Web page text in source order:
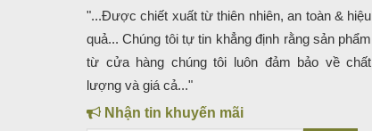
"...Được chiết xuất từ thiên nhiên, an toàn & hiệu
quả... Chúng tôi tự tin khẳng định rằng sản phẩm
từ cửa hàng chúng tôi luôn đảm bảo về chất
lượng và giá cả..."
Nhận tin khuyến mãi